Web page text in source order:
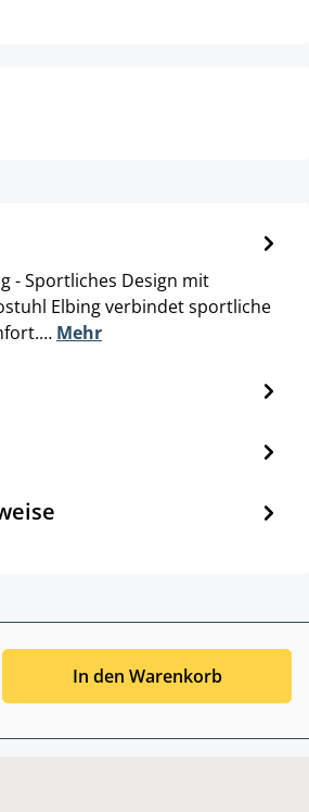
- Sportliches Design mit
Elbing verbindet sportliche
Mehr
In den Warenkorb